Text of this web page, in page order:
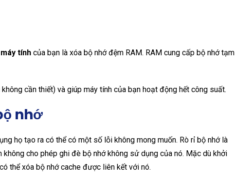
tính của bạn là xóa bộ nhớ đệm RAM. RAM cung cấp bộ nhớ tạm
cần thiết) và giúp máy tính của bạn hoạt động hết công suất.
nhớ
họ tạo ra có thể có một số lỗi không mong muốn. Rò rỉ bộ nhớ là
cho phép ghi đè bộ nhớ không sử dụng của nó. Mặc dù khởi
thể xóa bộ nhớ cache được liên kết với nó.